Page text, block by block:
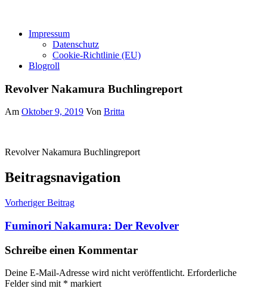
Impressum
Datenschutz
Cookie-Richtlinie (EU)
Blogroll
Revolver Nakamura Buchlingreport
Am Oktober 9, 2019 Von Britta
Revolver Nakamura Buchlingreport
Beitragsnavigation
Vorheriger Beitrag
Fuminori Nakamura: Der Revolver
Schreibe einen Kommentar
Deine E-Mail-Adresse wird nicht veröffentlicht. Erforderliche
Felder sind mit * markiert